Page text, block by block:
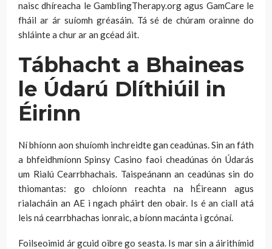
naisc dhíreacha le GamblingTherapy.org agus GamCare le
fháil ar ár suíomh gréasáin. Tá sé de chúram orainne do
shláinte a chur ar an gcéad áit.
Tábhacht a Bhaineas
le Údarú Dlíthiúil in
Éirinn
Ní bhíonn aon shuíomh inchreidte gan ceadúnas. Sin an fáth
a bhfeidhmíonn Spinsy Casino faoi cheadúnas ón Údarás
um Rialú Cearrbhachais. Taispeánann an ceadúnas sin do
thiomantas: go chloíonn reachta na hÉireann agus
rialacháin an AE i ngach pháirt den obair. Is é an ciall atá
leis ná cearrbhachas ionraic, a bíonn macánta i gcónaí.
Foilseoimid ár gcuid oibre go seasta. Is mar sin a áirithímid